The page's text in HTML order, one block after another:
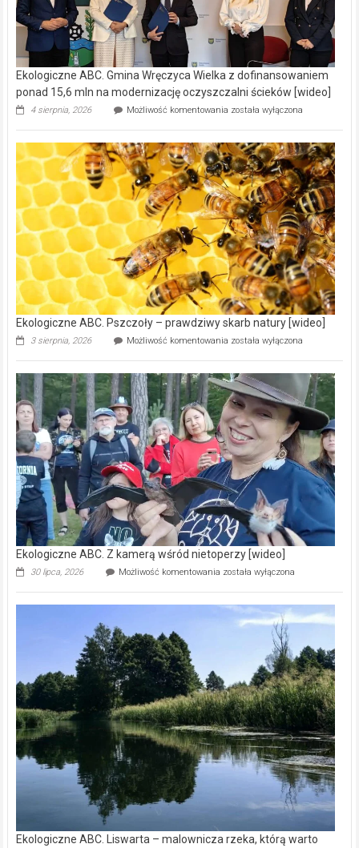
Ekologiczne ABC. Gmina Wręczyca Wielka z dofinansowaniem
ponad 15,6 mln na modernizację oczyszczalni ścieków [wideo]
4 sierpnia, 2026 Możliwość komentowania Ekologiczne
Wręczyca
Wielka
z
dofinansowaniem
ponad
15,6
mln
na
modernizację
oczyszczalni
ścieków
[wideo]
została wyłączona
Ekologiczne ABC. Pszczoły – prawdziwy skarb natury [wideo]
3 sierpnia, 2026 Możliwość komentowania Ekologiczne
–
prawdziwy
skarb
natury
[wideo]
została wyłączona
Ekologiczne ABC. Z kamerą wśród nietoperzy [wideo]
30 lipca, 2026 Możliwość komentowania Ekologiczne
kamerą
wśród
została wyłączona
Ekologiczne ABC. Liswarta – malownicza rzeka, którą warto